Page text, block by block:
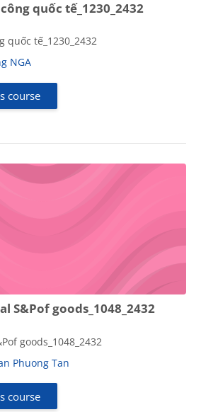
quốc tế_1230_2432
quốc tế_1230_2432
NGA
course
S&Pof goods_1048_2432
goods_1048_2432
Phuong Tan
course